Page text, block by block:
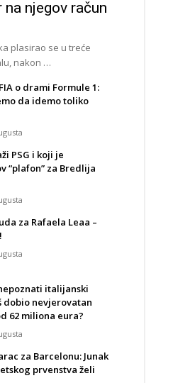
njegov račun
plasirao se u treće
nakon …
o drami Formule 1:
da idemo toliko
PSG i koji je
“plafon” za Bredlija
za Rafaela Leaa –
italijanski
dobio nevjerovatan
62 miliona eura?
za Barcelonu: Junak
prvenstva želi